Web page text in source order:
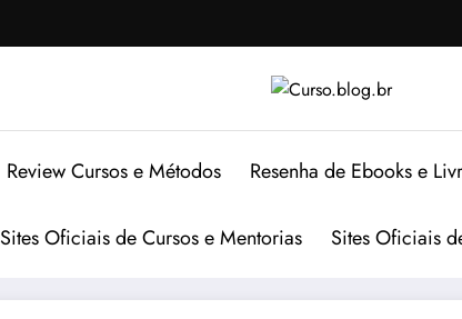
Review Cursos e Métodos Resenha de Ebooks e
Sites Oficiais de Cursos e Mentorias Sites Oficiais